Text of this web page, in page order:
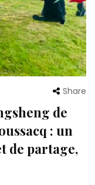
Share
de
: un
de partage,